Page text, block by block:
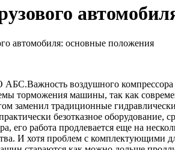
автомобиля: основные положения
Важность воздушного
торможения машины, так как
заменил традиционные
безотказное оборудование,
его работа продлевается еще на
И хотя проблем с комплектующими